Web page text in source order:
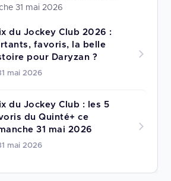
31 mai 2026
du Jockey Club 2026 :
favoris, la belle
pour Daryzan ?
mai 2026
du Jockey Club : les 5
du Quinté+ ce
31 mai 2026
mai 2026